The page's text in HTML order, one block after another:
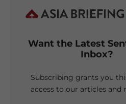
Want the Latest
Inbox?
Subscribing grants you
access to our articles and